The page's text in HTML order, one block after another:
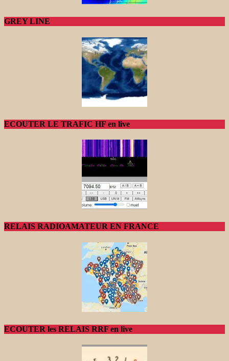
GREY LINE
ECOUTER LE TRAFIC HF en live
RELAIS RADIOAMATEUR EN FRANCE
ECOUTER les RELAIS RRF en live